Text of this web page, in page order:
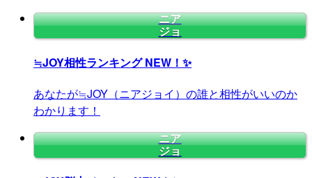
ニア
ジョ
≒JOY相性ランキングNEW！✨
あなたが≒JOY（ニアジョイ）の誰と相性がいいのか
わかります！
ニア
ジョ